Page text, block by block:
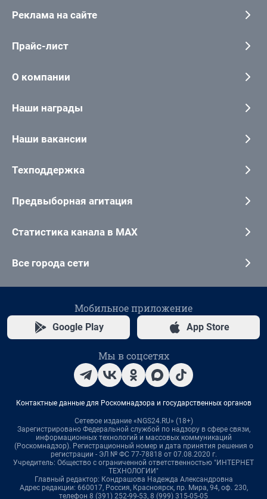
Реклама на сайте
Прайс-лист
О компании
Наши награды
Наши вакансии
Техподдержка
Предвыборная агитация
Статистика канала в MAX
Все города сети
Мобильное приложение
Google Play App Store
Мы в соцсетях
Контактные данные для Роскомнадзора и государственных органов
Сетевое издание «NGS24.RU» (18+)
Зарегистрировано Федеральной службой по надзору в сфере связи,
информационных технологий и массовых коммуникаций
(Роскомнадзор). Регистрационный номер и дата принятия решения о
регистрации - ЭЛ № ФС 77-78818 от 07.08.2020 г.
Учредитель: Общество с ограниченной ответственностью "ИНТЕРНЕТ
ТЕХНОЛОГИИ"
Главный редактор: Кондрашова Надежда Александровна
Адрес редакции: 660017, Россия, Красноярск, пр. Мира, 94, оф. 230,
телефон 8 (391) 252-99-53, 8 (999) 315-05-05